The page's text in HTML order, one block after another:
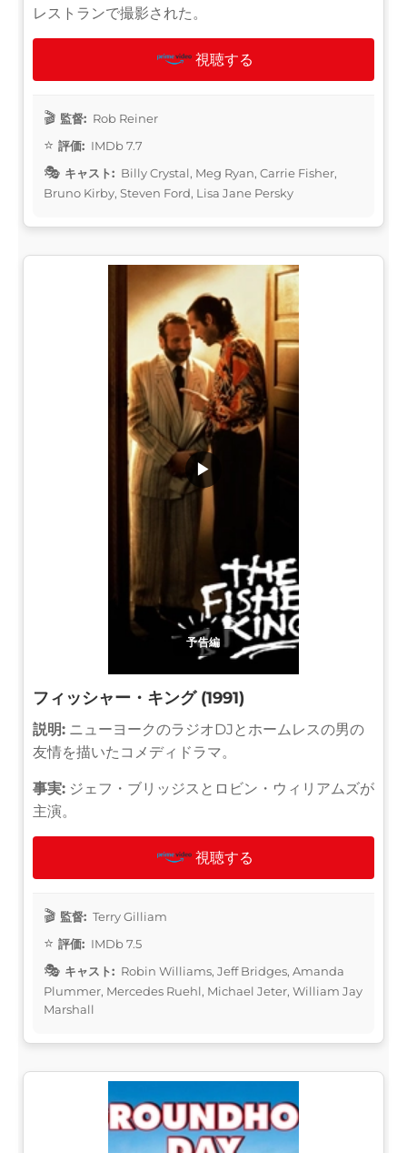
レストランで撮影された。
視聴する
監督: Rob Reiner
評価: IMDb 7.7
キャスト: Billy Crystal, Meg Ryan, Carrie Fisher,
Bruno Kirby, Steven Ford, Lisa Jane Persky
予告編
▶
フィッシャー・キング (1991)
説明: ニューヨークのラジオDJとホームレスの男の
友情を描いたコメディドラマ。
事実: ジェフ・ブリッジスとロビン・ウィリアムズが
主演。
視聴する
監督: Terry Gilliam
評価: IMDb 7.5
キャスト: Robin Williams, Jeff Bridges, Amanda
Plummer, Mercedes Ruehl, Michael Jeter, William Jay
Marshall